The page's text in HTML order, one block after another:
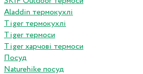
Aladdin термокухлі
Tiger термокухлі
Tiger термоси
Tiger харчові термоси
Посуд
Naturehike посуд